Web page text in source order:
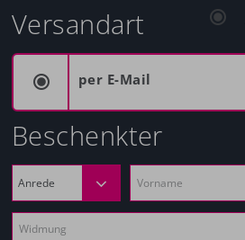
Versandart
per E-Mail
Beschenkter